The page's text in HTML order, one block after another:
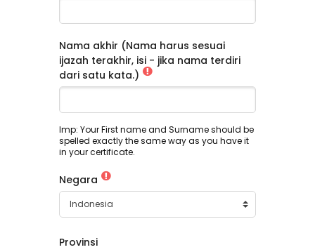
Nama akhir (Nama harus sesuai
ijazah terakhir, isi - jika nama terdiri
dari satu kata.)
Imp: Your First name and Surname should be
spelled exactly the same way as you have it
in your certificate.
Negara
Provinsi